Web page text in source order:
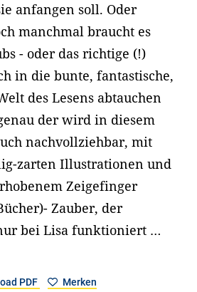
anfangen soll. Oder
manchmal braucht es
- oder das richtige (!)
in die bunte, fantastische,
des Lesens abtauchen
der wird in diesem
nachvollziehbar, mit
zarten Illustrationen und
Zeigefinger
Zauber, der
bei Lisa funktioniert …
PDF Merken